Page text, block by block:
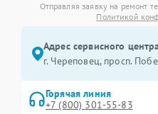
Отправляя заявку на ремонт
Политикой
Адрес сервисного
г. Череповец, просп.
Горячая линия
+7 (800) 301-55-83